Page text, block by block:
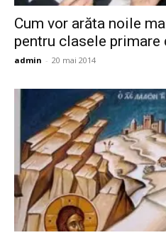
Cum vor arăta noile
pentru clasele primare
admin - 20 mai 2014